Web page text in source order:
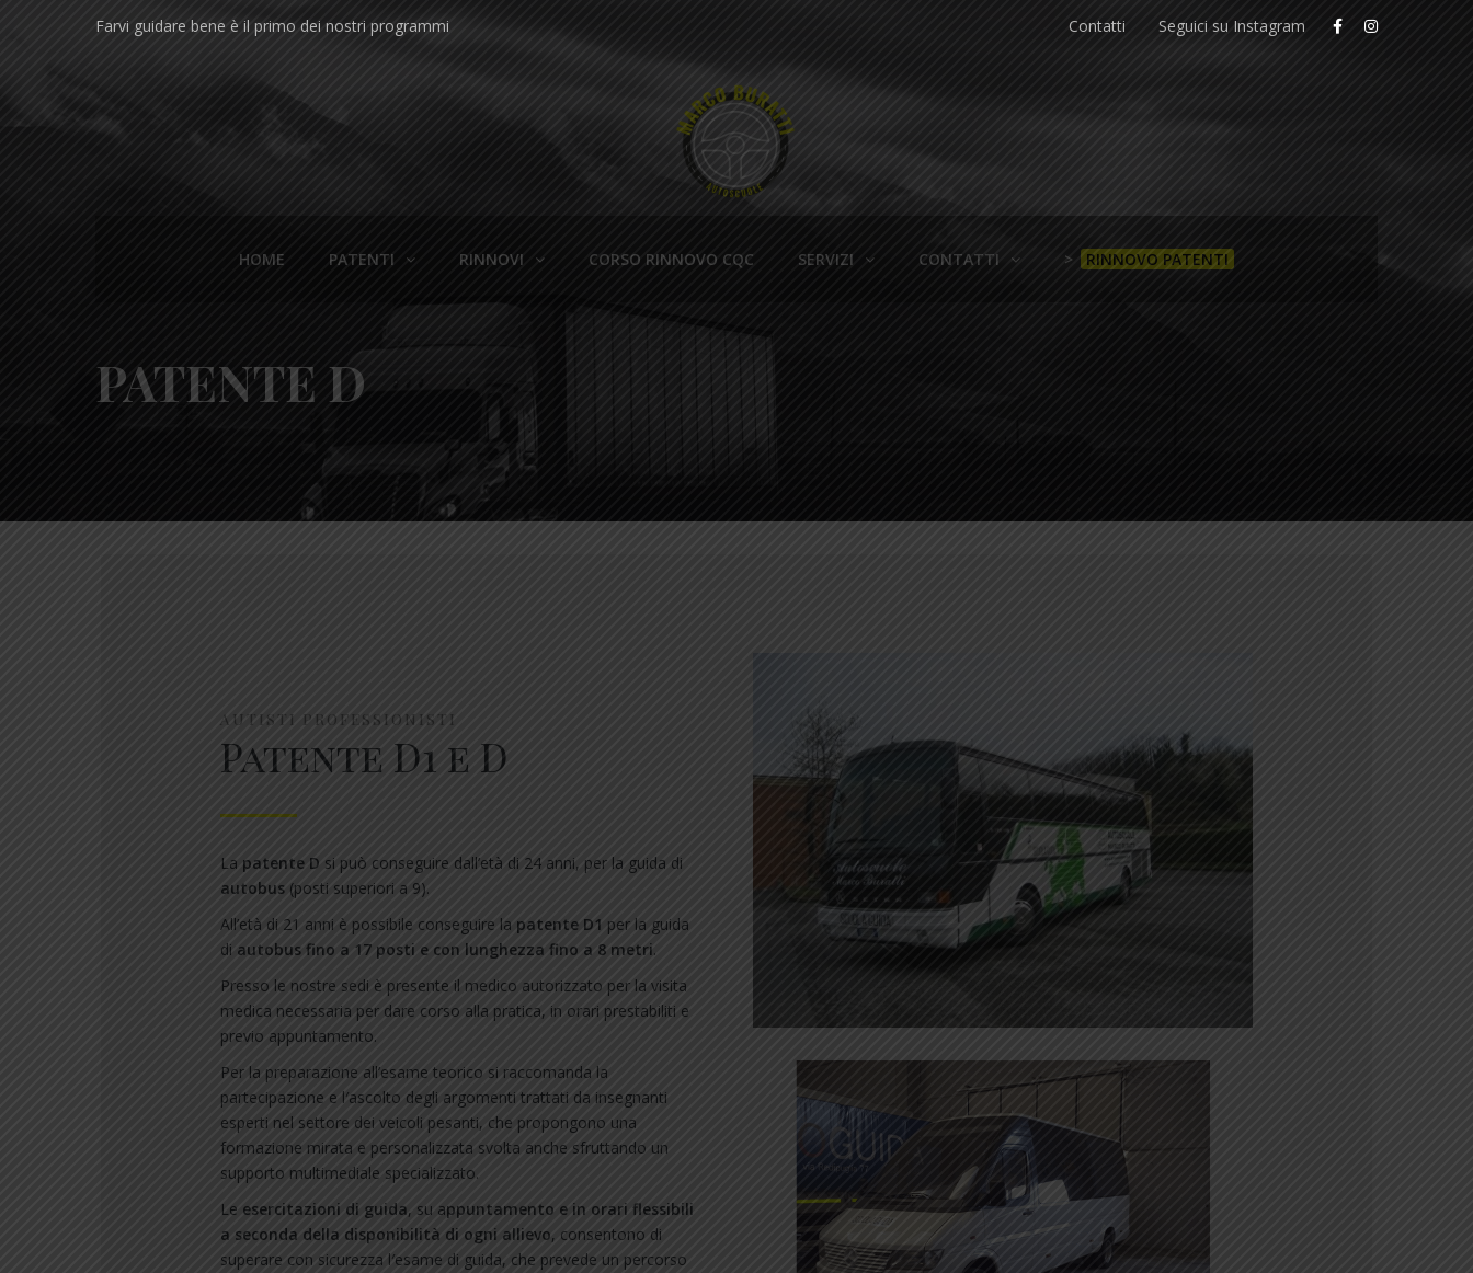
Farvi guidare bene è il primo dei nostri programmi Contatti Seguici su Instagram
HOME PATENTI RINNOVI CORSO RINNOVO CQC SERVIZI CONTATTI > RINNOVO PATENTI
PATENTE D
AUTISTI PROFESSIONISTI
Patente D1 e D
La patente D si può conseguire dall’età di 24 anni, per la guida di
autobus(posti superiori a 9).
All’età di 21 anni è possibile conseguire la patente D1 per la guida
di autobus fino a 17 posti e con lunghezza fino a 8 metri.
Presso le nostre sedi è presente il medico autorizzato per la visita
medica necessaria per dare corso alla pratica, in orari prestabiliti e
previo appuntamento.
Per la preparazione all’esame teorico si raccomanda la
partecipazione e l′ascolto degli argomenti trattati da insegnanti
esperti nel settore dei veicoli pesanti, che propongono una
formazione mirata e personalizzata svolta anche sfruttando un
supporto multimediale specializzato.
Le esercitazioni di guida, su appuntamento e in orari flessibili
a seconda della disponibilità di ogni allievo, consentono di
superare con sicurezza l′esame di guida, che prevede un percorso